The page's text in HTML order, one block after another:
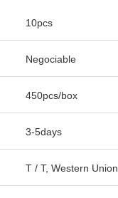
10pcs
Negociable
450pcs/box
3-5days
T / T, Western Union